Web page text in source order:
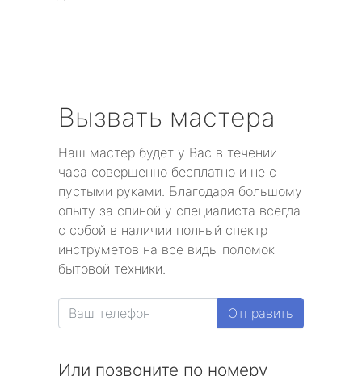
Вызвать мастера
Наш мастер будет у Вас в течении
часа совершенно бесплатно и не с
пустыми руками. Благодаря большому
опыту за спиной у специалиста всегда
с собой в наличии полный спектр
инструметов на все виды поломок
бытовой техники.
Отправить
Или позвоните по номеру